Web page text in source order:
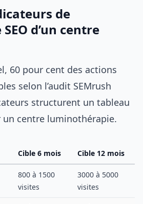
de
d’un centre
60 pour cent des actions
selon l’audit SEMrush
structurent un tableau
centre luminothérapie.
Cible 6 mois Cible 12 mois
800 à 1500
visites
3000 à 5000
visites